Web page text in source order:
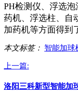
PH检测仪、浮选
药机、浮选柱、自
加药机等方面得到
本文标签： 智能加球
上一篇:
洛阳三科新型智能加